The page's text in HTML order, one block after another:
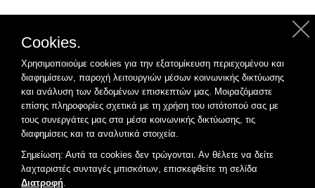
Cookies.
Χρησιμοποιούμε cookies για την εξατομίκευση περιεχομένου και
διαφημίσεων, παροχή λειτουργιών μέσων κοινωνικής δικτύωσης
και ανάλυση των δεδομένων επισκεπτών μας. Μοιραζόμαστε
επίσης πληροφορίες σχετικά με τη χρήση του ιστότοπού σας με
τους συνεργάτες μας στα μέσα κοινωνικής δικτύωσης, τις
διαφημίσεις και τα αναλυτικά στοιχεία.
Σημείωση: Αυτά τα cookies δεν τρώγονται. Αν θέλετε να δείτε
λαχταριστές συνταγές μπισκότων, επισκεφθείτε τη σελίδα
Διατροφή.